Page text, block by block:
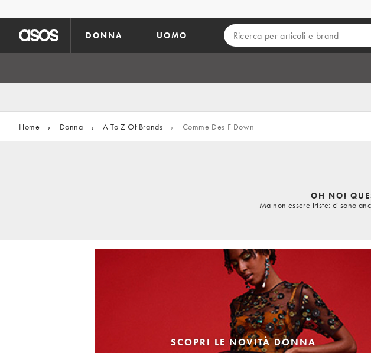
DONNA UOMO
Home › Donna › A To Z Of Brands › Comme Des F Down
OH NO!
Ma non essere triste: ci sono
SCOPRI LE NOVITÀ DONNA